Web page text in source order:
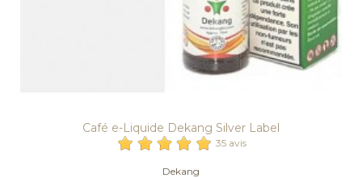
Café e-Liquide Dekang Silver Label
35 avis
Dekang